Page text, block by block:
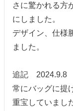
さに驚かれる方
にしました。
デザイン、仕様
ました。
追記　2024.9.8
常にバッグに提
重宝していまし